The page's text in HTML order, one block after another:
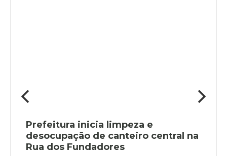
Prefeitura inicia limpeza e
desocupação de canteiro central na
Rua dos Fundadores